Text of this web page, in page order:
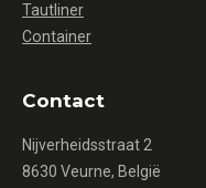
Tautliner
Container
Contact
Nijverheidsstraat 2
8630 Veurne, België